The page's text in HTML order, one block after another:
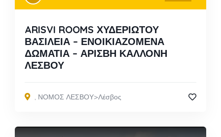
ARISVI ROOMS ΧΥΔΕΡΙΩΤΟΥ
ΒΑΣΙΛΕΙΑ – ΕΝΟΙΚΙΑΖΟΜΕΝΑ
ΔΩΜΑΤΙΑ – ΑΡΙΣΒΗ ΚΑΛΛΟΝΗ
ΛΕΣΒΟΥ
, ΝΟΜΟΣ ΛΕΣΒΟΥ>Λέσβος